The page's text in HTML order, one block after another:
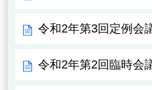
令和2年第3回定例会
令和2年第2回臨時会